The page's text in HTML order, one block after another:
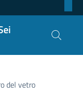
del vetro